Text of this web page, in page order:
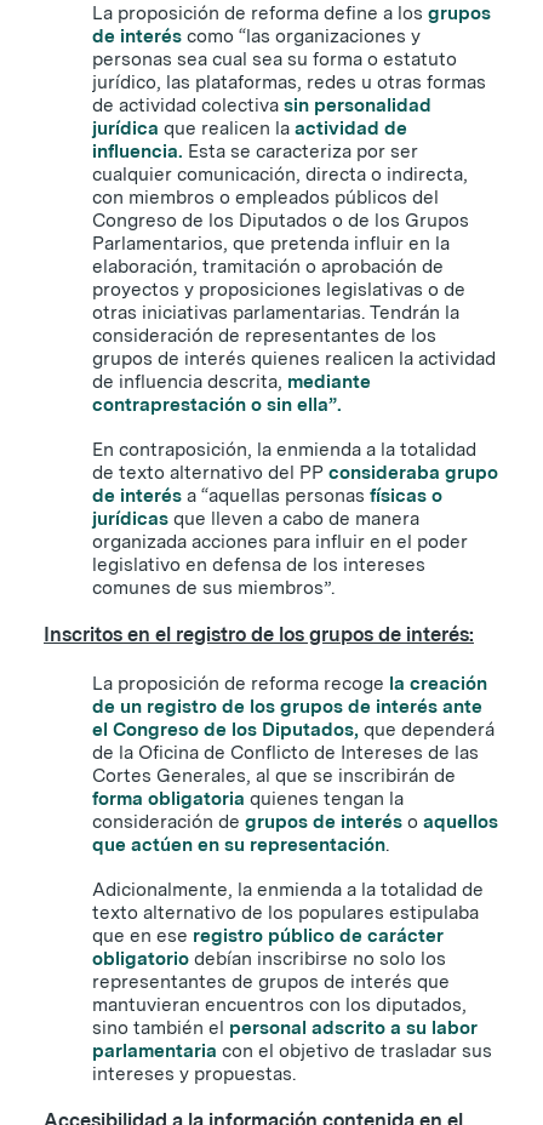
La proposición de reforma define a los grupos
de interés como “las organizaciones y
personas sea cual sea su forma o estatuto
jurídico, las plataformas, redes u otras formas
de actividad colectiva sin personalidad
jurídica que realicen la actividad de
influencia. Esta se caracteriza por ser
cualquier comunicación, directa o indirecta,
con miembros o empleados públicos del
Congreso de los Diputados o de los Grupos
Parlamentarios, que pretenda influir en la
elaboración, tramitación o aprobación de
proyectos y proposiciones legislativas o de
otras iniciativas parlamentarias. Tendrán la
consideración de representantes de los
grupos de interés quienes realicen la actividad
de influencia descrita, mediante
contraprestación o sin ella”.
En contraposición, la enmienda a la totalidad
de texto alternativo del PP consideraba grupo
de interés a “aquellas personas físicas o
jurídicas que lleven a cabo de manera
organizada acciones para influir en el poder
legislativo en defensa de los intereses
comunes de sus miembros”.
Inscritos en el registro de los grupos de interés:
La proposición de reforma recoge la creación
de un registro de los grupos de interés ante
el Congreso de los Diputados, que dependerá
de la Oficina de Conflicto de Intereses de las
Cortes Generales, al que se inscribirán de
forma obligatoria quienes tengan la
consideración de grupos de interés o aquellos
que actúen en su representación.
Adicionalmente, la enmienda a la totalidad de
texto alternativo de los populares estipulaba
que en ese registro público de carácter
obligatorio debían inscribirse no solo los
representantes de grupos de interés que
mantuvieran encuentros con los diputados,
sino también el personal adscrito a su labor
parlamentaria con el objetivo de trasladar sus
intereses y propuestas.